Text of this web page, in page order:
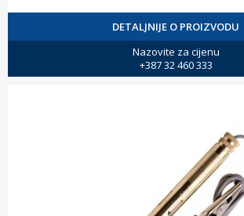
DETALJNIJE O PROIZVODU
Nazovite za cijenu
+387 32 460 333